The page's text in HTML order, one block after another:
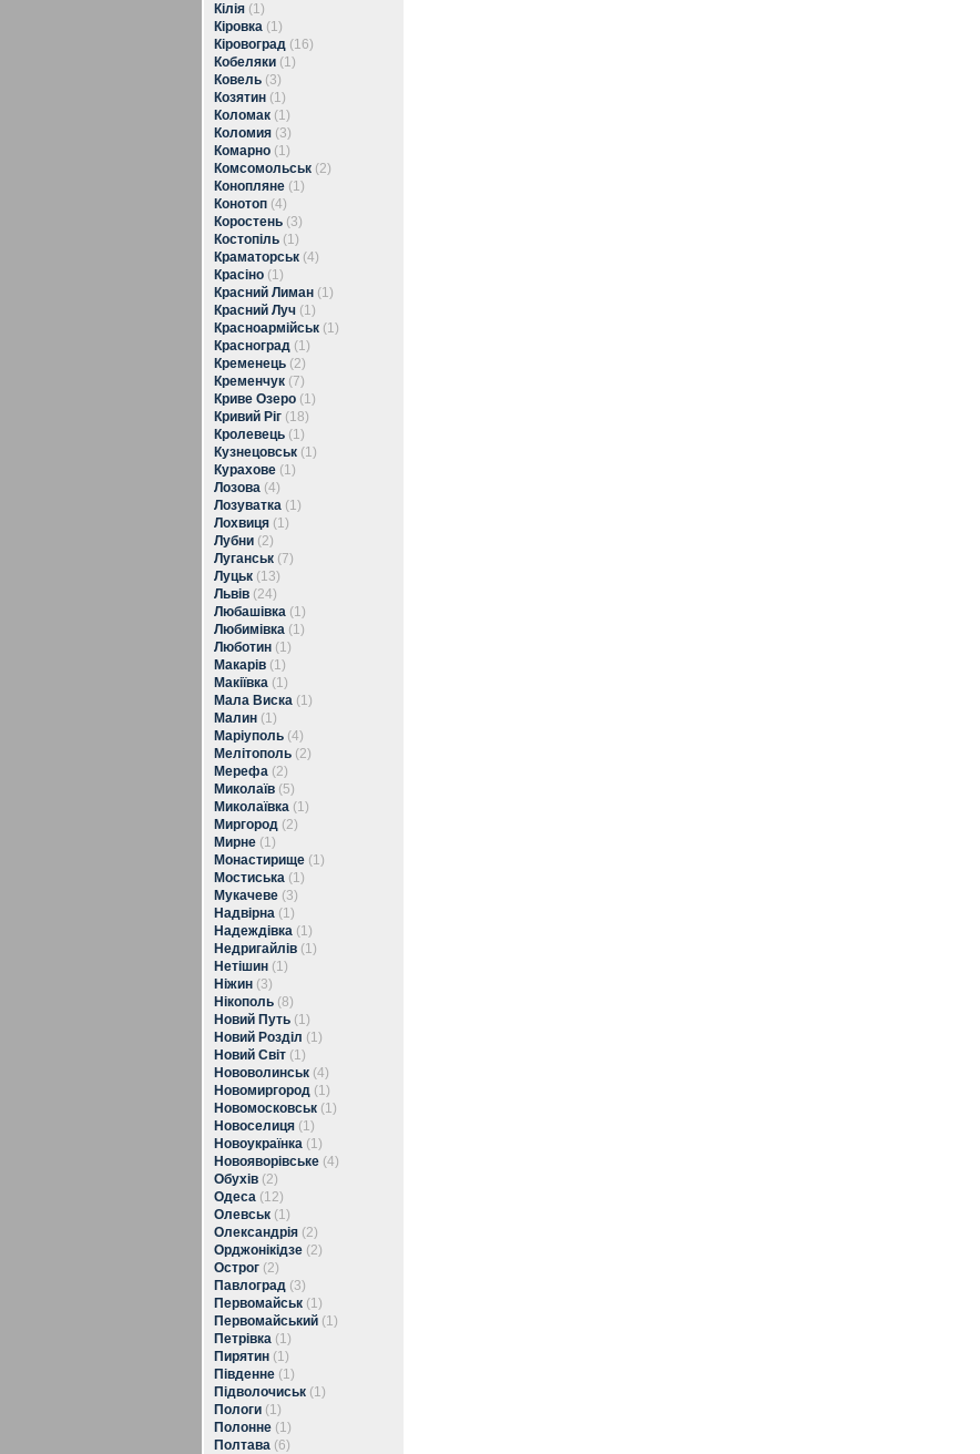
Кілія (1)
Кіровка (1)
Кіровоград (16)
Кобеляки (1)
Ковель (3)
Козятин (1)
Коломак (1)
Коломия (3)
Комарно (1)
Комсомольськ (2)
Конопляне (1)
Конотоп (4)
Коростень (3)
Костопіль (1)
Краматорськ (4)
Красіно (1)
Красний Лиман (1)
Красний Луч (1)
Красноармійськ (1)
Красноград (1)
Кременець (2)
Кременчук (7)
Криве Озеро (1)
Кривий Ріг (18)
Кролевець (1)
Кузнецовськ (1)
Курахове (1)
Лозова (4)
Лозуватка (1)
Лохвиця (1)
Лубни (2)
Луганськ (7)
Луцьк (13)
Львів (24)
Любашівка (1)
Любимівка (1)
Люботин (1)
Макарів (1)
Макіївка (1)
Мала Виска (1)
Малин (1)
Маріуполь (4)
Мелітополь (2)
Мерефа (2)
Миколаїв (5)
Миколаївка (1)
Миргород (2)
Мирне (1)
Монастирище (1)
Мостиська (1)
Мукачеве (3)
Надвірна (1)
Надеждівка (1)
Недригайлів (1)
Нетішин (1)
Ніжин (3)
Нікополь (8)
Новий Путь (1)
Новий Розділ (1)
Новий Світ (1)
Нововолинськ (4)
Новомиргород (1)
Новомосковськ (1)
Новоселиця (1)
Новоукраїнка (1)
Новояворівське (4)
Обухів (2)
Одеса (12)
Олевськ (1)
Олександрія (2)
Орджонікідзе (2)
Острог (2)
Павлоград (3)
Первомайськ (1)
Первомайський (1)
Петрівка (1)
Пирятин (1)
Південне (1)
Підволочиськ (1)
Пологи (1)
Полонне (1)
Полтава (6)